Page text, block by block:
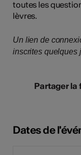
toutes les
lèvres.
Un lien de
inscrites quelques
Partager la
Dates de